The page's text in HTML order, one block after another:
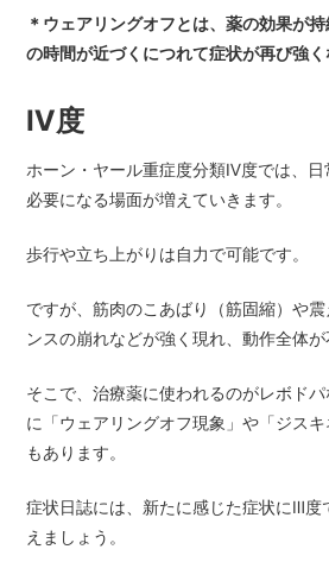
＊ウェアリングオフとは、薬の効果が
の時間が近づくにつれて症状が再び強く
Ⅳ度
ホーン・ヤール重症度分類Ⅳ度では、
必要になる場面が増えていきます。
歩行や立ち上がりは自力で可能です。
ですが、筋肉のこあばり（筋固縮）や
ンスの崩れなどが強く現れ、動作全体が
そこで、治療薬に使われるのがレボド
に「ウェアリングオフ現象」や「ジス
もあります。
症状日誌には、新たに感じた症状にⅢ度
えましょう。